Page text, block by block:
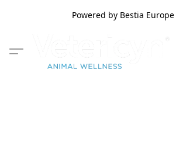
Powered by Bestia Europe